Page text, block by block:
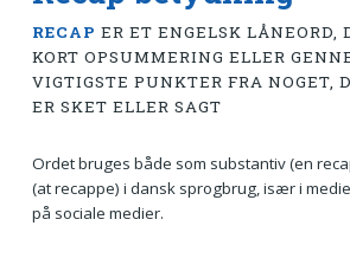
RECAP ER ET ENGELSK LÅNEORD,
KORT OPSUMMERING ELLER
VIGTIGSTE PUNKTER FRA NOGET,
ER SKET ELLER SAGT
Ordet bruges både som substantiv (en
(at recappe) i dansk sprogbrug, især i
på sociale medier.